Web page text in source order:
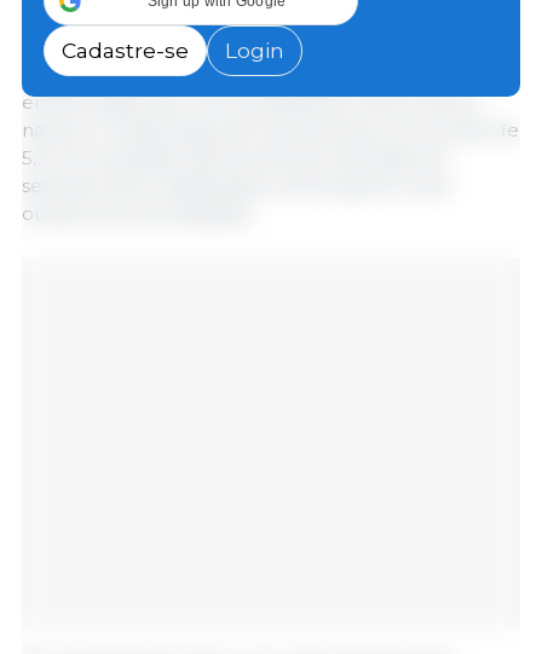
No front externo, dados da Secretaria de Comércio e
Exterior (Secex) compilados e analisados pelo Cepea
mostram que, em outubro (22 dias úteis), foram
embarcadas 102,1 mil toneladas de carne suína in
natura. A média diária de escoamento foi recorde, de
5,3 mil toneladas, 8,1% acima da verificada em
setembro/24 e significativos 41% superior à de
outubro do ano passado.
Cadastre-se Login